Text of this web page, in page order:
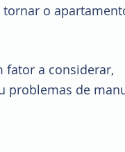
o
fator a considerar,
problemas de